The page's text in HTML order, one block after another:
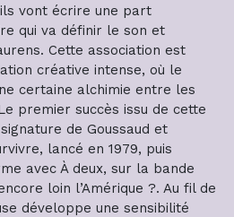
vont écrire une part
qui va définir le son et
Cette association est
créative intense, où le
certaine alchimie entre les
premier succès issu de cette
de Goussaud et
lancé en 1979, puis
avec À deux, sur la bande
loin l’Amérique ?. Au fil de
développe une sensibilité